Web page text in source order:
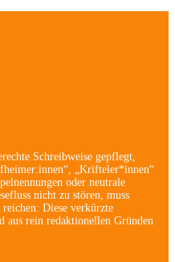
Schreibweise gepflegt,
„Krifteler*innen“
oder neutrale
nicht zu stören, muss
reichen: Diese verkürzte
aus rein redaktionellen Gründen